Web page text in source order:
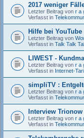
2017 weniger
Letzter Beitrag von r a
Verfasst in
Hilfe bei YouTube
Letzter Beitrag von
Verfasst in Talk Talk
LIWEST -
Letzter Beitrag von r a
Verfasst in Internet-
simpliTV :
Letzter Beitrag von r a
Verfasst in
Interview Trionow
Letzter Beitrag von r a
Verfasst in